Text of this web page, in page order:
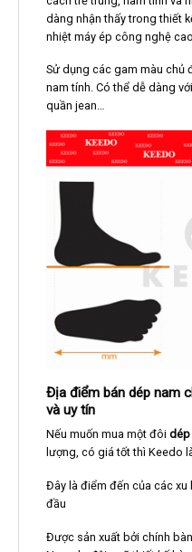
dàng nhận thấy trong thiết
nhiệt máy ép công nghệ
Sử dụng các gam màu chủ
nam tính. Có thể dễ dàng
quần jean…
Địa điểm bán dép nam
và uy tín
Nếu muốn mua một đôi dép
lượng, có giá tốt thì Keedo
Đây là điểm đến của các xu
đầu
Được sản xuất bởi chính